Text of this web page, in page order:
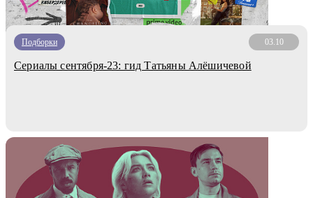
Подборки 03.10
Сериалы сентября-23: гид Татьяны Алёшичевой